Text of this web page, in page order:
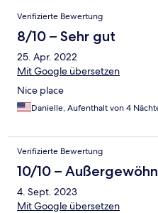
Bewertungen
Verifizierte Bewertung
8/10 – Sehr gut
25. Apr. 2022
Mit Google übersetzen
Nice place
Danielle, Aufenthalt von 4
Verifizierte Bewertung
10/10 –
4. Sept. 2023
Mit Google übersetzen